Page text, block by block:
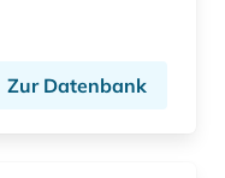
Zur Datenbank